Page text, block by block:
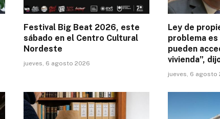
Festival Big Beat 2026, este
sábado en el Centro Cultural
Nordeste
jueves, 6 agosto 2026
Ley de
problema
pueden
vivienda”,
jueves, 6 agosto